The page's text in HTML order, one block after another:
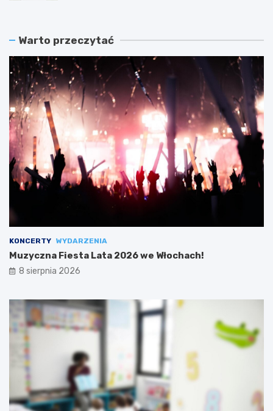
Warto przeczytać
KONCERTY WYDARZENIA
Muzyczna Fiesta Lata 2026 we Włochach!
8 sierpnia 2026